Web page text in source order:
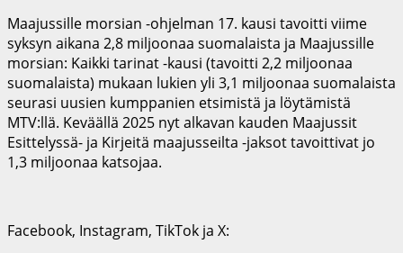
Maajussille morsian -ohjelman 17. kausi tavoitti viime
syksyn aikana 2,8 miljoonaa suomalaista ja Maajussille
morsian: Kaikki tarinat -kausi (tavoitti 2,2 miljoonaa
suomalaista) mukaan lukien yli 3,1 miljoonaa suomalaista
seurasi uusien kumppanien etsimistä ja löytämistä
MTV:llä. Keväällä 2025 nyt alkavan kauden Maajussit
Esittelyssä- ja Kirjeitä maajusseilta -jaksot tavoittivat jo
1,3 miljoonaa katsojaa.
Facebook, Instagram, TikTok ja X: